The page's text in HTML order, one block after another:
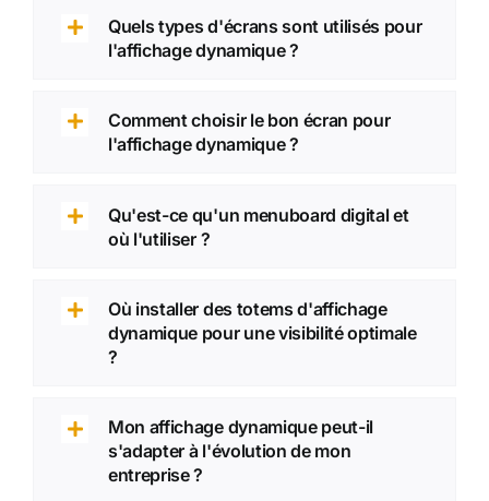
Quels types d'écrans sont utilisés pour
l'affichage dynamique ?
Comment choisir le bon écran pour
l'affichage dynamique ?
Qu'est-ce qu'un menuboard digital et
où l'utiliser ?
Où installer des totems d'affichage
dynamique pour une visibilité optimale
?
Mon affichage dynamique peut-il
s'adapter à l'évolution de mon
entreprise ?